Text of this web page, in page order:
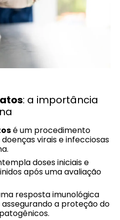
: a importância
é um procedimento
virais e infecciosas
doses iniciais e
após uma avaliação
resposta imunológica
a proteção do